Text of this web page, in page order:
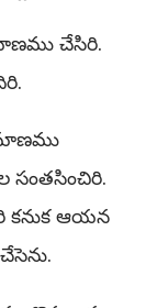
చేసిరి.
సంతసించిరి.
కనుక ఆయన